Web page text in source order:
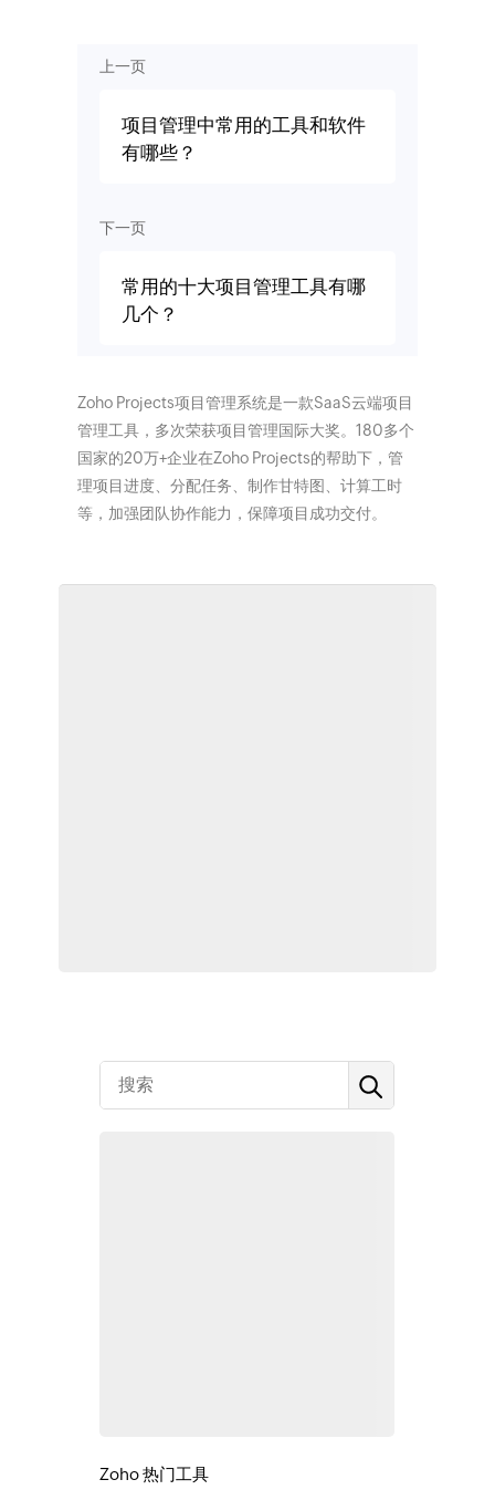
上一页
项目管理中常用的工具和软件
有哪些？
下一页
常用的十大项目管理工具有哪
几个？
Zoho Projects项目管理系统是一款SaaS云端项目
管理工具，多次荣获项目管理国际大奖。180多个
国家的20万+企业在Zoho Projects的帮助下，管
理项目进度、分配任务、制作甘特图、计算工时
等，加强团队协作能力，保障项目成功交付。
Zoho 热门工具